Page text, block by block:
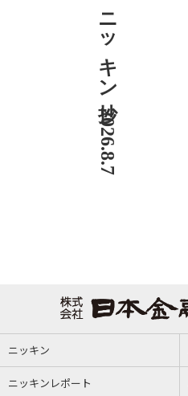
ニッキン抄 2026.8.7
ニッキン
ニッキンレポート